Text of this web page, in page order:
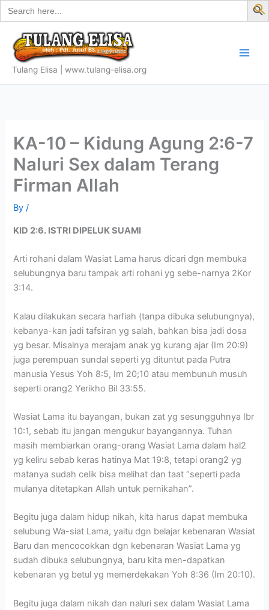
Search
for:
Skip
to
content
Tulang Elisa | www.tulang-elisa.org
KA-10 – Kidung Agung 2:6-7
Naluri Sex dalam Terang
Firman Allah
By/
KID 2:6. ISTRI DIPELUK SUAMI
Arti rohani dalam Wasiat Lama harus dicari dgn membuka
selubungnya baru tampak arti rohani yg sebe-narnya 2Kor
3:14.
Kalau dilakukan secara harfiah (tanpa dibuka selubungnya),
kebanya-kan jadi tafsiran yg salah, bahkan bisa jadi dosa
yg besar. Misalnya merajam anak yg kurang ajar (Im 20:9)
juga perempuan sundal seperti yg dituntut pada Putra
manusia Yesus Yoh 8:5, Im 20;10 atau membunuh musuh
seperti orang2 Yerikho Bil 33:55.
Wasiat Lama itu bayangan, bukan zat yg sesungguhnya Ibr
10:1, sebab itu jangan mengukur bayangannya. Tuhan
masih membiarkan orang-orang Wasiat Lama dalam hal2
yg keliru sebab keras hatinya Mat 19:8, tetapi orang2 yg
matanya sudah celik bisa melihat dan taat “seperti pada
mulanya ditetapkan Allah untuk pernikahan”.
Begitu juga dalam hidup nikah, kita harus dapat membuka
selubung Wa-siat Lama, yaitu dgn belajar kebenaran Wasiat
Baru dan mencocokkan dgn kebenaran Wasiat Lama yg
sudah dibuka selubungnya, baru kita men-dapatkan
kebenaran yg betul yg memerdekakan Yoh 8:36 (Im 20:10).
Begitu juga dalam nikah dan naluri sex dalam Wasiat Lama